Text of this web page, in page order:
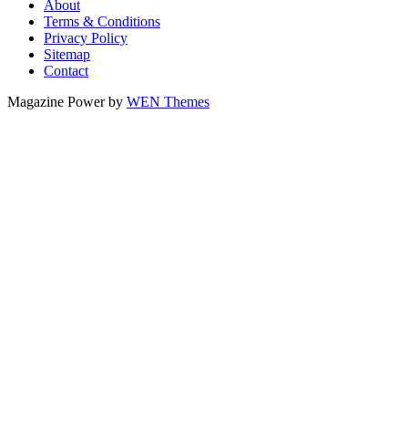
About
Terms & Conditions
Privacy Policy
Sitemap
Contact
Magazine Power by WEN Themes